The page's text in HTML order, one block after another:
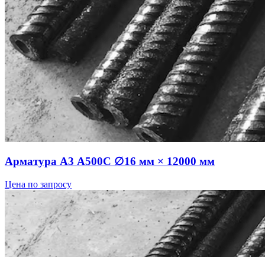
Арматура А3 А500С ∅16 мм × 12000 мм
Цена по запросу